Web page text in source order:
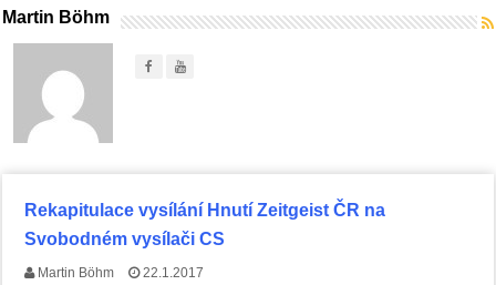
Martin Böhm
Rekapitulace vysílání Hnutí Zeitgeist ČR na
Svobodném vysílači CS
Martin Böhm 22.1.2017